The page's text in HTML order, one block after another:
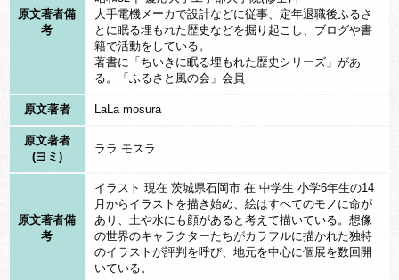
原文著者備
考
大手電機メーカで設計などに従事、定年退職後ふるさ
とに眠る埋もれた歴史などを掘り起こし、ブログや書
籍で活動をしている。
著書に「ちいきに眠る埋もれた歴史シリーズ」があ
る。「ふるさと風の会」会員
原文著者 LaLa mosura
原文著者
(ヨミ)
ララ モスラ
原文著者備
考
イラスト 現在 茨城県石岡市 在 中学生 小学6年生の14
月からイラストを描き始め、絵はすべてのモノに命が
あり、土や水にも顔があると考えて描いている。想像
の世界のキャラクターたちがカラフルに描かれた独特
のイラストが評判を呼び、地元を中心に個展を数回開
いている。